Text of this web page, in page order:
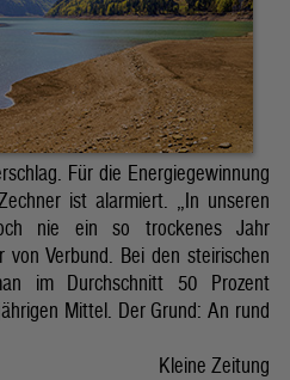
Für die Energiegewinnung
ist alarmiert. „In unseren
nie ein so trockenes Jahr
Verbund. Bei den steirischen
im Durchschnitt 50 Prozent
Mittel. Der Grund: An rund
Kleine Zeitung